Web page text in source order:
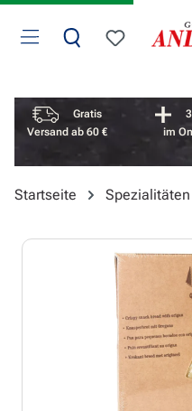
Zum Hauptinhalt springen
Du hast 0
Vorteile überspringen
Gratis
Versand ab 60 €
im
Startseite Spezialitäten
Bildergalerie überspringen